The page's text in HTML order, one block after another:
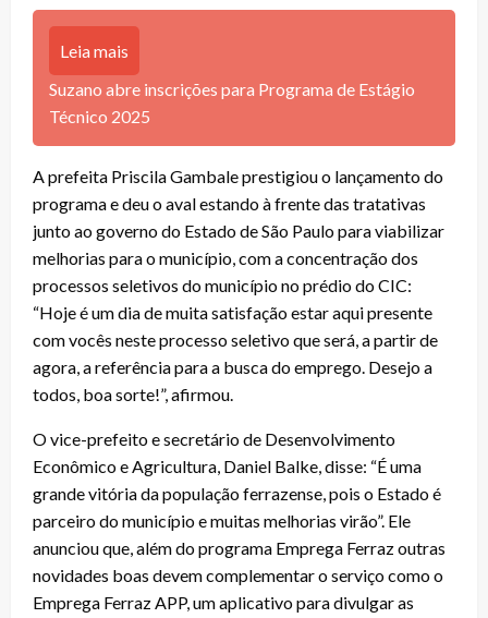
Leia mais
Suzano abre inscrições para Programa de Estágio
Técnico 2025
A prefeita Priscila Gambale prestigiou o lançamento do
programa e deu o aval estando à frente das tratativas
junto ao governo do Estado de São Paulo para viabilizar
melhorias para o município, com a concentração dos
processos seletivos do município no prédio do CIC:
“Hoje é um dia de muita satisfação estar aqui presente
com vocês neste processo seletivo que será, a partir de
agora, a referência para a busca do emprego. Desejo a
todos, boa sorte!”, afirmou.
O vice-prefeito e secretário de Desenvolvimento
Econômico e Agricultura, Daniel Balke, disse: “É uma
grande vitória da população ferrazense, pois o Estado é
parceiro do município e muitas melhorias virão”. Ele
anunciou que, além do programa Emprega Ferraz outras
novidades boas devem complementar o serviço como o
Emprega Ferraz APP, um aplicativo para divulgar as